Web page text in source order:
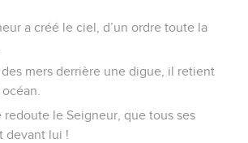
protection dont tu m’entoures. Pause
et t’indiquer le chemin à suivre, dit le
donner un conseil, je garde les yeux
que le cheval ou le mulet, dont il
avec un mors et une bride ; alors il ne